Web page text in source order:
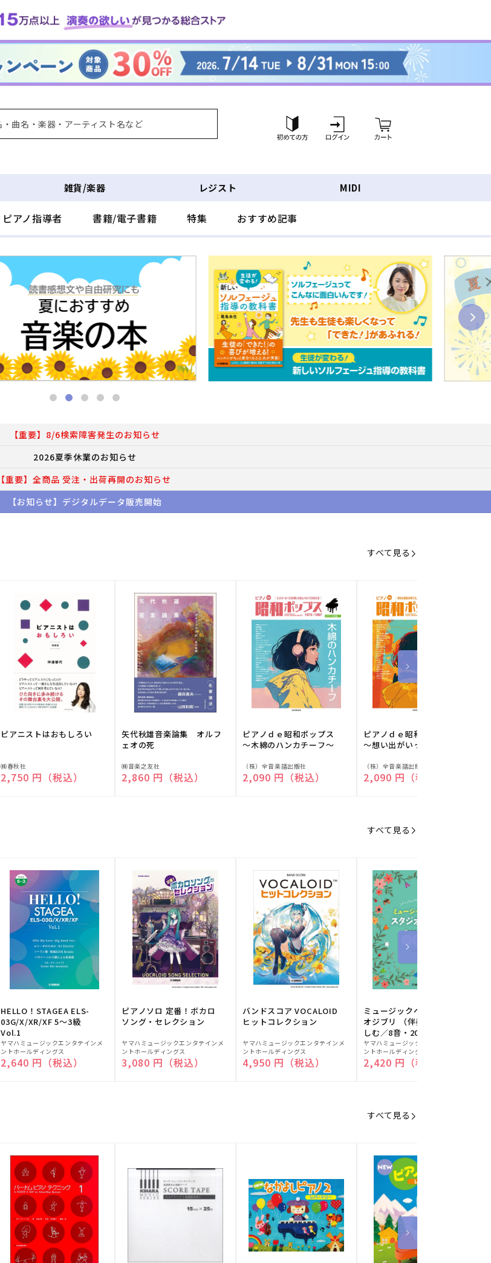
グ
イ
ー
ト
ピアノ指導者 書籍/電子書籍 特集 おすすめ記事
雑貨/楽器 レジスト MIDI
【重要】8/6検索障害発生のお知らせ
2026夏季休業のお知らせ
【重要】全商品 受注・出荷再開のお知らせ
【お知らせ】デジタルデータ販売開始
すべて見る
ピアニストはおもしろい
販
売
㈱春秋社
通常価格
2,750 円（税込）
矢代秋雄音楽論集 オルフ
ェオの死
販
売
㈱音楽之友社
通常価格
2,860 円（税込）
ピアノｄｅ昭和ポップス
～木綿のハンカチーフ～
販
売
（株）全音楽譜出版社
通常価格
2,090 円（税込）
ピアノｄｅ昭和ポップス
～想い出がいっぱい～
販
売
（株）全音楽譜出版社
通常価格
2,090 円（税込）
すべて見る
HELLO！STAGEA ELS-
03G/X/XR/XF 5～3級
Vol.1
販
売
元:
ヤマハミュージックエンタテインメ
ントホールディングス
通常価格
2,640 円（税込）
ピアノソロ 定番！ボカロ
ソング・セレクション
販
売
元:
ヤマハミュージックエンタテインメ
ントホールディングス
通常価格
3,080 円（税込）
バンドスコア VOCALOID
ヒットコレクション
販
売
元:
ヤマハミュージックエンタテインメ
ントホールディングス
通常価格
4,950 円（税込）
ミュージックベルでスタジ
オジブリ （伴奏音源と楽
しむ／8音・20音ベル対応
／ドレミふりがな付）
販
売
元:
ヤマハミュージックエンタテインメ
ントホールディングス
通常価格
2,420 円（税込）
すべて見る